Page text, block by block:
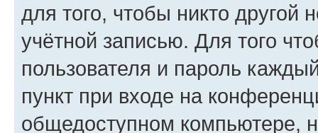
для того, чтобы никто другой
учётной записью. Для того
пользователя и пароль
пункт при входе на
общедоступном компьютере,